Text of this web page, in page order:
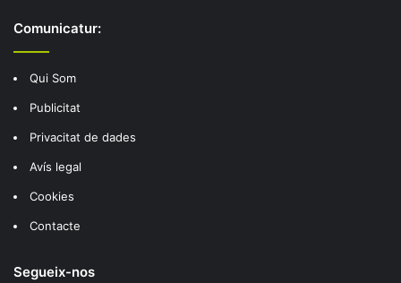
Comunicatur:
Qui Som
Publicitat
Privacitat de dades
Avís legal
Cookies
Contacte
Segueix-nos